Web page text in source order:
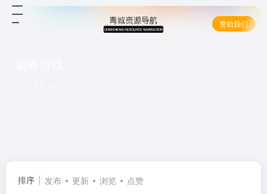
赞助我们
排序 发布 更新 浏览 点赞